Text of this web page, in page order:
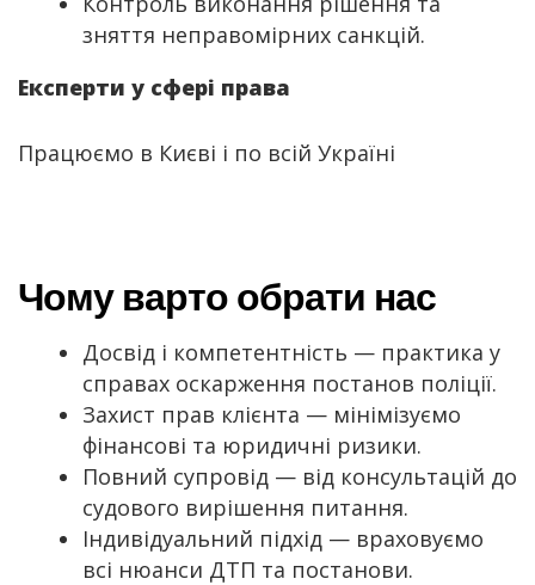
зняття неправомірних санкцій.
Експерти у сфері права
Працюємо в Києві і по всій Україні
Чому варто обрати нас
Досвід і компетентність — практика у
справах оскарження постанов поліції.
Захист прав клієнта — мінімізуємо
фінансові та юридичні ризики.
Повний супровід — від консультацій до
судового вирішення питання.
Індивідуальний підхід — враховуємо
всі нюанси ДТП та постанови.